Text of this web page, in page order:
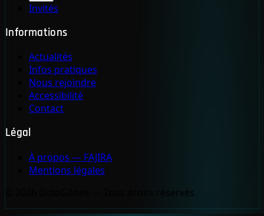
Invités
Informations
Actualités
Infos pratiques
Nous rejoindre
Accessibilité
Contact
Légal
À propos — FAJIRA
Mentions légales
© 2026 OctoGônes — Tous droits réservés